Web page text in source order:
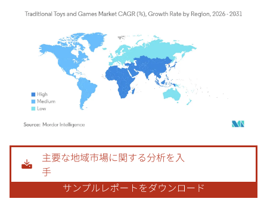
画像 © Mordor Intelligence。再利用にはCC BY 4.0の表示が必要です。